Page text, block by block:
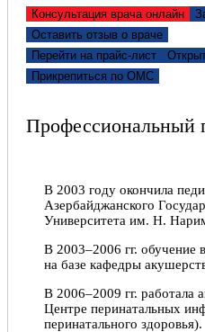
Консультация врача онлайн
Оставить отзыв о враче
Перейти на прайс-лист
Прикрепиться по ОМС
Профессиональный
В 2003 году окончила
Азербайджанского
Университета им. Н.
В 2003–2006 гг. обучение
на базе кафедры
В 2006–2009 гг. работала
Центре перинатальных
перинатального здоровья).